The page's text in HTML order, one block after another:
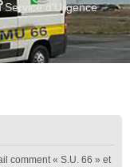
Service d'Urgence
comment « S.U. 66 » et